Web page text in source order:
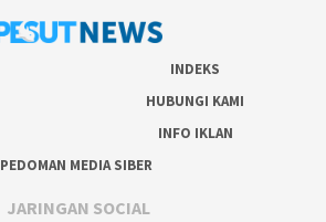
INDEKS
HUBUNGI KAMI
INFO IKLAN
PEDOMAN MEDIA SIBER
JARINGAN SOCIAL